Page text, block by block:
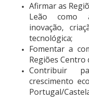
Afirmar as
Leão como
inovação,
tecnológica;
Fomentar a
Regiões Centro
Contribuir
crescimento
Portugal/